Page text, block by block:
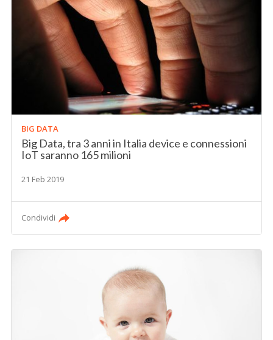
BIG DATA
Big Data, tra 3 anni in Italia device e connessioni
IoT saranno 165 milioni
21 Feb 2019
Condividi